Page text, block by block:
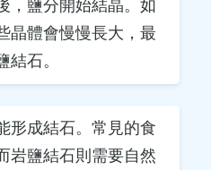
，鹽分開始結晶。如
晶體會慢慢長大，最
結石。
形成結石。常見的食
岩鹽結石則需要自然